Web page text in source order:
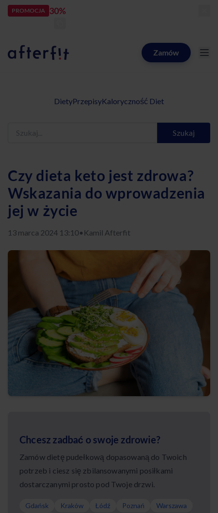
PROMOCJA 30%
Catering dietetyczny AfterfitZamów
DietyPrzepisyKaloryczność Diet
Szukaj
Czy dieta keto jest zdrowa?
Wskazania do wprowadzenia
jej w życie
13 marca 2024 13:10• Kamil Afterfit
Chcesz zadbać o swoje zdrowie?
Zamów dietę pudełkową dopasowaną do Twoich
potrzeb i ciesz się zbilansowanymi posiłkami
dostarczanymi prosto pod Twoje drzwi.
Gdańsk Kraków Łódź Poznań
Warszawa